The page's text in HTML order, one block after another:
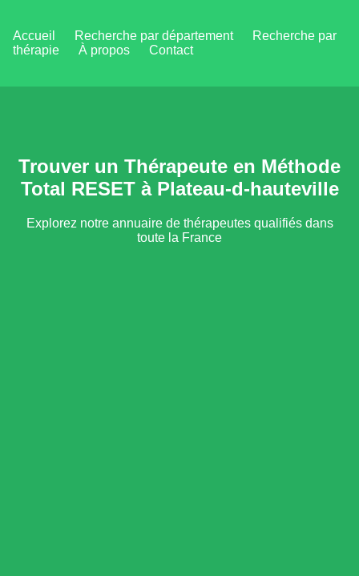
Accueil Recherche par département
Recherche par
thérapie
À propos Contact
Trouver un Thérapeute en Méthode
Total RESET à Plateau-d-hauteville
Explorez notre annuaire de thérapeutes qualifiés dans
toute la France